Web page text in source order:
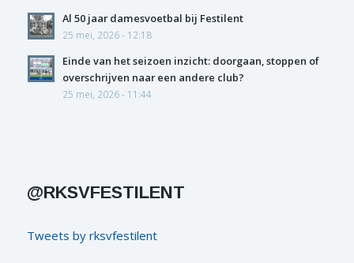
Al 50 jaar damesvoetbal bij Festilent
25 mei, 2026 - 12:18
Einde van het seizoen inzicht: doorgaan, stoppen of
overschrijven naar een andere club?
25 mei, 2026 - 11:44
@RKSVFESTILENT
Tweets by rksvfestilent